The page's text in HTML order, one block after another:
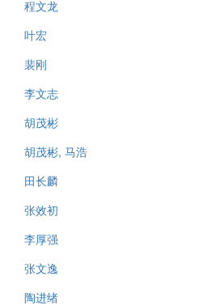
程文龙
叶宏
裴刚
李文志
胡茂彬
胡茂彬, 马浩
田长麟
张效初
李厚强
张文逸
陶进绪